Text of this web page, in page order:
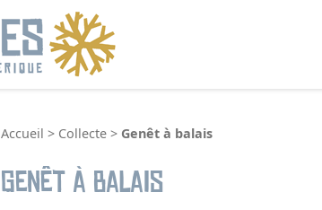
Accueil > Collecte > Genêt à balais
Genêt à balais